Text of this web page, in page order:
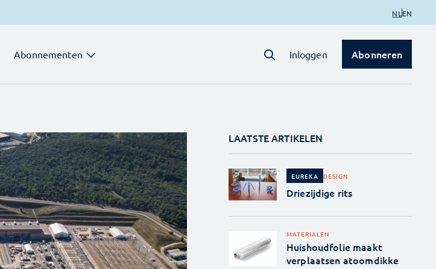
NL EN
Abonnementen Inloggen Abonneren
LAATSTE ARTIKELEN
EUREKA DESIGN
Driezijdige rits
MATERIALEN
Huishoudfolie maakt
verplaatsen atoomdikke